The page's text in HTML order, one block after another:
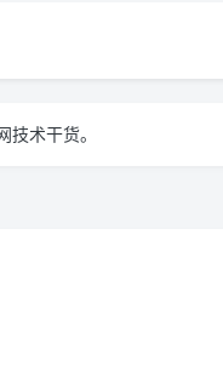
术干货。